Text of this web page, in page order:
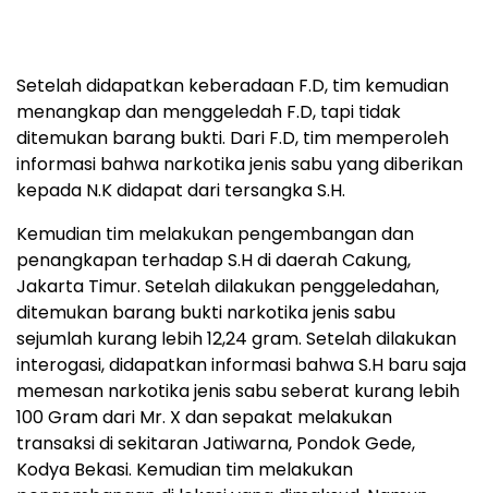
Setelah didapatkan keberadaan F.D, tim kemudian
menangkap dan menggeledah F.D, tapi tidak
ditemukan barang bukti. Dari F.D, tim memperoleh
informasi bahwa narkotika jenis sabu yang diberikan
kepada N.K didapat dari tersangka S.H.
Kemudian tim melakukan pengembangan dan
penangkapan terhadap S.H di daerah Cakung,
Jakarta Timur. Setelah dilakukan penggeledahan,
ditemukan barang bukti narkotika jenis sabu
sejumlah kurang lebih 12,24 gram. Setelah dilakukan
interogasi, didapatkan informasi bahwa S.H baru saja
memesan narkotika jenis sabu seberat kurang lebih
100 Gram dari Mr. X dan sepakat melakukan
transaksi di sekitaran Jatiwarna, Pondok Gede,
Kodya Bekasi. Kemudian tim melakukan